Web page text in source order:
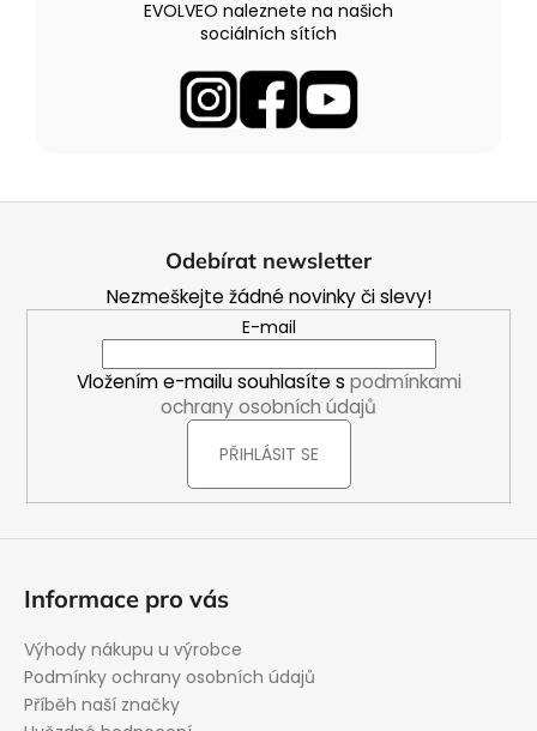
EVOLVEO naleznete na našich
sociálních sítích
Odebírat newsletter
Nezmeškejte žádné novinky či slevy!
E-mail
Vložením e-mailu souhlasíte s podmínkami
ochrany osobních údajů
PŘIHLÁSIT SE
Informace pro vás
Výhody nákupu u výrobce
Podmínky ochrany osobních údajů
Příběh naší značky